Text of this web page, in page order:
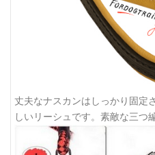
丈夫なナスカンはしっかり固定
しいリーシュです。素敵な三つ